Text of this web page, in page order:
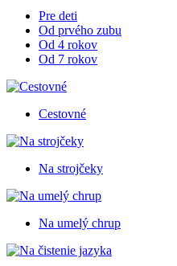
Pre deti
Od prvého zubu
Od 4 rokov
Od 7 rokov
Cestovné
Na strojčeky
Na umelý chrup